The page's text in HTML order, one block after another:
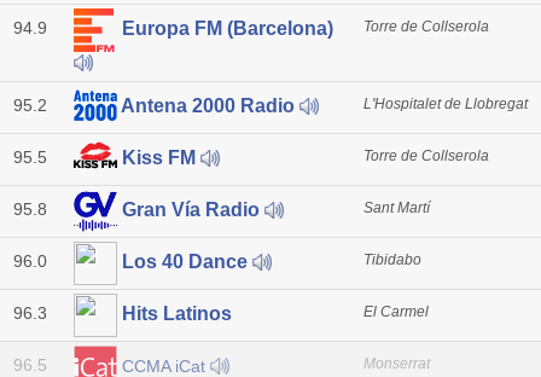
94.9 Europa FM (Barcelona) Torre de Collserola
95.2 Antena 2000 Radio L'Hospitalet de Llobregat
95.5 Kiss FM Torre de Collserola
95.8 Gran Vía Radio Sant Martí
96.0 Los 40 Dance Tibidabo
96.3 Hits Latinos El Carmel
96.5 CCMA iCat Monserrat